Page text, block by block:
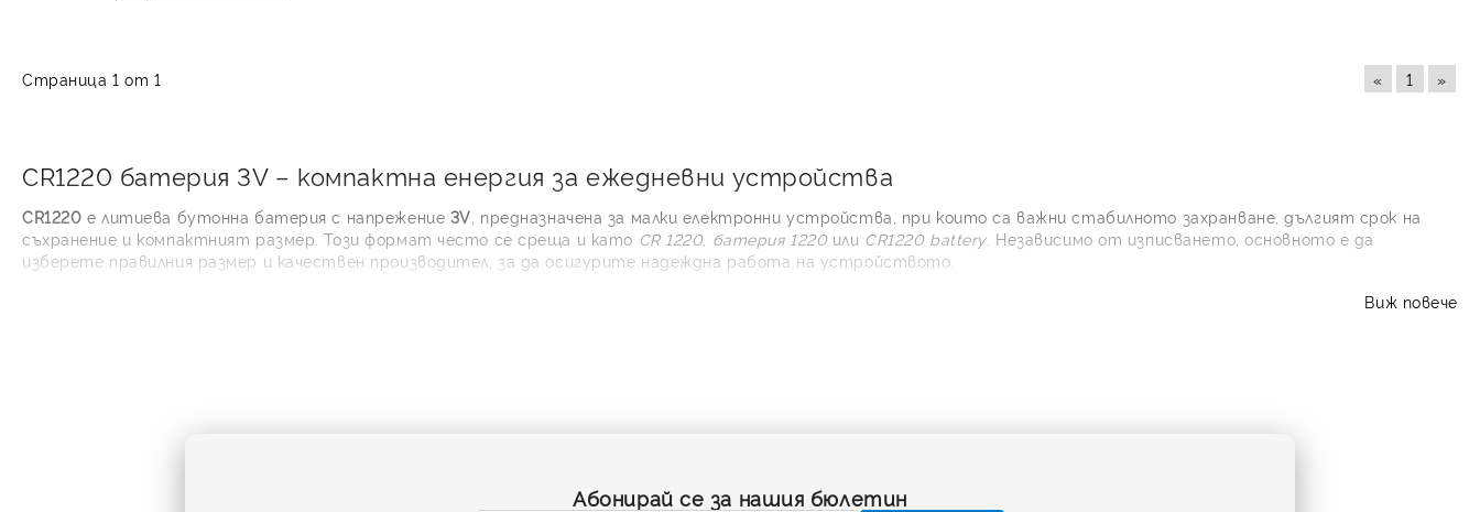
Страница 1 от 1 « 1 »
CR1220 батерия 3V – компактна енергия за ежедневни устройства
CR1220 е литиева бутонна батерия с напрежение 3V , предназначена за малки електронни устройства, при които са важни стабилното захранване, дългият срок на
съхранение и компактният размер. Този формат често се среща и като CR 1220, батерия 1220или CR1220 battery. Независимо от изписването, основното е да
изберете правилния размер и качествен производител, за да осигурите надеждна работа на устройството.
. Те са подходящи за дистанционни
устройството. При някои производители може да срещнете и търговски обозначения като
Виж повече
Абонирай се за нашия бюлетин